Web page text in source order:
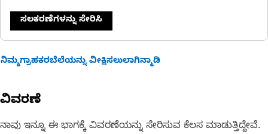
ಸಲಕರಣೆಗಳನ್ನು ಸೇರಿಸಿ
ನಿಮ್ಮಗ್ರಾಹಕರಬೆಲೆಯನ್ನು ವೀಕ್ಷಿಸಲುಲಾಗಿನ್ಮಾಡಿ
ವಿವರಣೆ
ನಾವು ಇನ್ನೂ ಈ ಭಾಗಕ್ಕೆ ವಿವರಣೆಯನ್ನು ಸೇರಿಸುವ ಕೆಲಸ ಮಾಡುತ್ತಿದ್ದೇವೆ.